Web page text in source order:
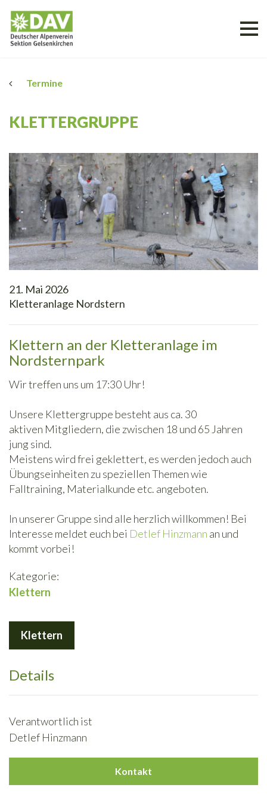
Termine
KLETTERGRUPPE
21. Mai 2026
Kletteranlage Nordstern
Klettern an der Kletteranlage im
Nordsternpark
Wir treffen uns um 17:30 Uhr!
Unsere Klettergruppe besteht aus ca. 30
aktiven Mitgliedern, die zwischen 18 und 65 Jahren
jung sind.
Meistens wird frei geklettert, es werden jedoch auch
Übungseinheiten zu speziellen Themen wie
Falltraining, Materialkunde etc. angeboten.
In unserer Gruppe sind alle herzlich willkommen! Bei
Interesse meldet euch bei Detlef Hinzmann an und
kommt vorbei!
Kategorie:
Klettern
Klettern
Details
Verantwortlich ist
Detlef Hinzmann
Kontakt